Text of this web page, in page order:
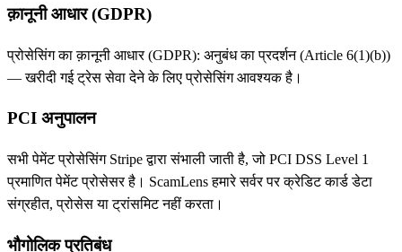
क़ानूनी आधार (GDPR)
प्रोसेसिंग का क़ानूनी आधार (GDPR): अनुबंध का प्रदर्शन (Article 6(1)(b))
— खरीदी गई ट्रेस सेवा देने के लिए प्रोसेसिंग आवश्यक है।
PCI अनुपालन
सभी पेमेंट प्रोसेसिंग Stripe द्वारा संभाली जाती है, जो PCI DSS Level 1
प्रमाणित पेमेंट प्रोसेसर है। ScamLens हमारे सर्वर पर क्रेडिट कार्ड डेटा
संग्रहीत, प्रोसेस या ट्रांसमिट नहीं करता।
भौगोलिक प्रतिबंध